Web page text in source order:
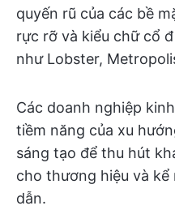
quyến rũ của các bề
rực rỡ và kiểu chữ cổ
như Lobster,
Các doanh nghiệp
tiềm năng của xu
sáng tạo để thu hút
cho thương hiệu và kể
dẫn.